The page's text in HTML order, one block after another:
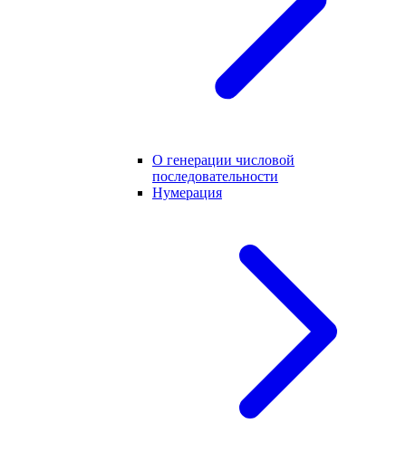
О генерации числовой
последовательности
Нумерация